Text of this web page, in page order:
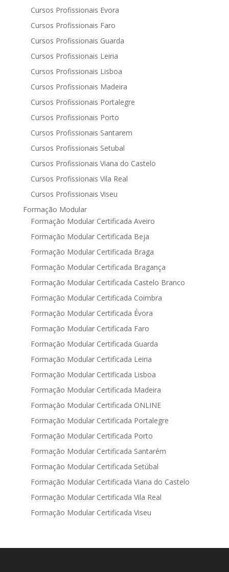
Cursos Profissionais Evora
Cursos Profissionais Faro
Cursos Profissionais Guarda
Cursos Profissionais Leiria
Cursos Profissionais Lisboa
Cursos Profissionais Madeira
Cursos Profissionais Portalegre
Cursos Profissionais Porto
Cursos Profissionais Santarem
Cursos Profissionais Setubal
Cursos Profissionais Viana do Castelo
Cursos Profissionais Vila Real
Cursos Profissionais Viseu
Formação Modular
Formação Modular Certificada Aveiro
Formação Modular Certificada Beja
Formação Modular Certificada Braga
Formação Modular Certificada Bragança
Formação Modular Certificada Castelo Branco
Formação Modular Certificada Coimbra
Formação Modular Certificada Évora
Formação Modular Certificada Faro
Formação Modular Certificada Guarda
Formação Modular Certificada Leiria
Formação Modular Certificada Lisboa
Formação Modular Certificada Madeira
Formação Modular Certificada ONLINE
Formação Modular Certificada Portalegre
Formação Modular Certificada Porto
Formação Modular Certificada Santarém
Formação Modular Certificada Setúbal
Formação Modular Certificada Viana do Castelo
Formação Modular Certificada Vila Real
Formação Modular Certificada Viseu